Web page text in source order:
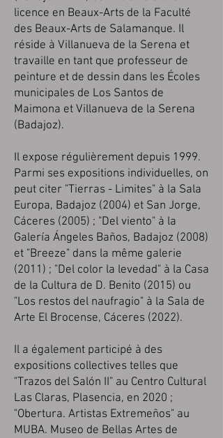
licence en Beaux-Arts de la Faculté
des Beaux-Arts de Salamanque. Il
réside à Villanueva de la Serena et
travaille en tant que professeur de
peinture et de dessin dans les Écoles
municipales de Los Santos de
Maimona et Villanueva de la Serena
(Badajoz).
Il expose régulièrement depuis 1999.
Parmi ses expositions individuelles, on
peut citer "Tierras - Limites" à la Sala
Europa, Badajoz (2004) et San Jorge,
Cáceres (2005) ; "Del viento" à la
Galería Ángeles Baños, Badajoz (2008)
et "Breeze" dans la même galerie
(2011) ; "Del color la levedad" à la Casa
de la Cultura de D. Benito (2015) ou
"Los restos del naufragio" à la Sala de
Arte El Brocense, Cáceres (2022).
Il a également participé à des
expositions collectives telles que
"Trazos del Salón II" au Centro Cultural
Las Claras, Plasencia, en 2020 ;
"Obertura. Artistas Extremeños" au
MUBA. Museo de Bellas Artes de